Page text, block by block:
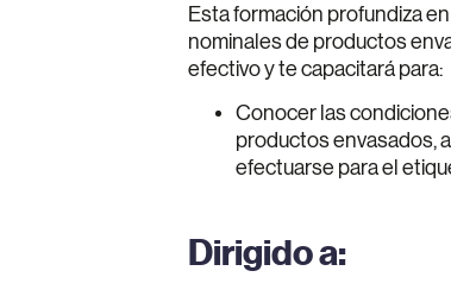
Esta formación profundiza
nominales de productos
efectivo y te capacitará para:
Conocer las
productos envasados,
efectuarse para el
Dirigido a: